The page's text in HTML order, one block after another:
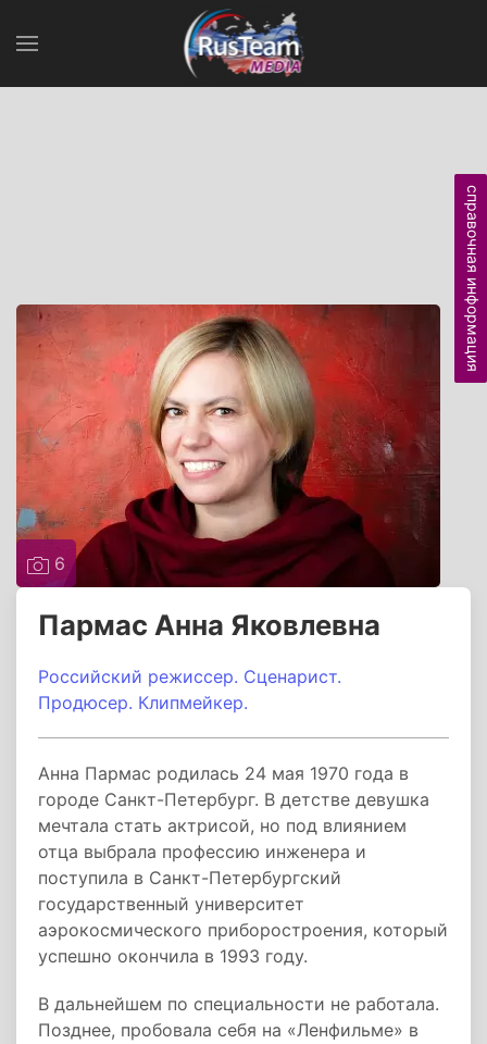
6
Пармас Анна Яковлевна
Российский режиссер. Сценарист.
Продюсер. Клипмейкер.
Анна Пармас родилась 24 мая 1970 года в
городе Санкт-Петербург. В детстве девушка
мечтала стать актрисой, но под влиянием
отца выбрала профессию инженера и
поступила в Санкт-Петербургский
государственный университет
аэрокосмического приборостроения, который
успешно окончила в 1993 году.
В дальнейшем по специальности не работала.
Позднее, пробовала себя на «Ленфильме» в
справочная информация